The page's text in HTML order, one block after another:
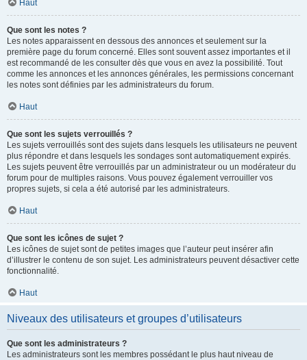
Haut
Que sont les notes ?
Les notes apparaissent en dessous des annonces et seulement sur la
première page du forum concerné. Elles sont souvent assez importantes et il
est recommandé de les consulter dès que vous en avez la possibilité. Tout
comme les annonces et les annonces générales, les permissions concernant
les notes sont définies par les administrateurs du forum.
Haut
Que sont les sujets verrouillés ?
Les sujets verrouillés sont des sujets dans lesquels les utilisateurs ne peuvent
plus répondre et dans lesquels les sondages sont automatiquement expirés.
Les sujets peuvent être verrouillés par un administrateur ou un modérateur du
forum pour de multiples raisons. Vous pouvez également verrouiller vos
propres sujets, si cela a été autorisé par les administrateurs.
Haut
Que sont les icônes de sujet ?
Les icônes de sujet sont de petites images que l’auteur peut insérer afin
d’illustrer le contenu de son sujet. Les administrateurs peuvent désactiver cette
fonctionnalité.
Haut
Niveaux des utilisateurs et groupes d’utilisateurs
Que sont les administrateurs ?
Les administrateurs sont les membres possédant le plus haut niveau de